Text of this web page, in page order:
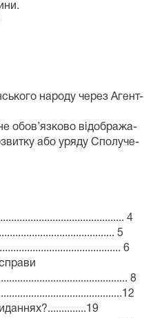
народу через Агент-
обов’язково відобража-
або уряду Сполуче-
4
5
6
8